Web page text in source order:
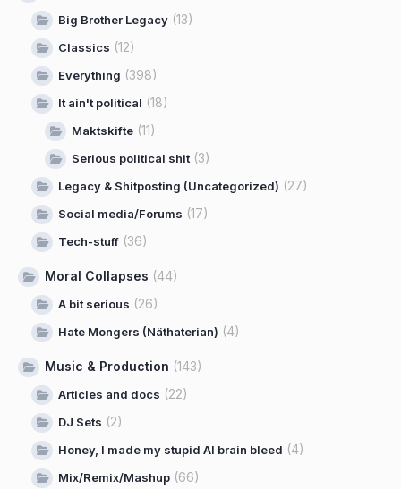
Big Brother Legacy (13)
Classics (12)
Everything (398)
It ain't political (18)
Maktskifte (11)
Serious political shit (3)
Legacy & Shitposting (Uncategorized) (27)
Social media/Forums (17)
Tech-stuff (36)
Moral Collapses (44)
A bit serious (26)
Hate Mongers (Näthaterian) (4)
Music & Production (143)
Articles and docs (22)
DJ Sets (2)
Honey, I made my stupid AI brain bleed (4)
Mix/Remix/Mashup (66)